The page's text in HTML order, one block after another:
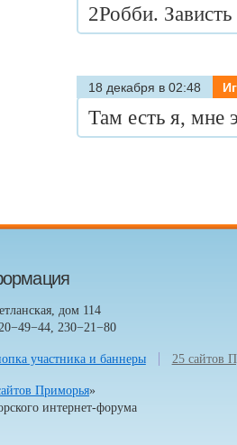
2Робби.
18 декабря в 02:48
Там есть я, мне
дом 114
230−21−80
участника и баннеры 25 сайтов
Приморья»
интернет-форума